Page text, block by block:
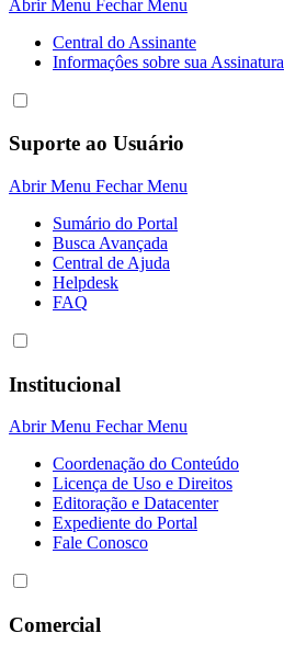
Abrir Menu Fechar Menu
Central do Assinante
Informaçôes sobre sua Assinatura
Suporte ao Usuário
Abrir Menu Fechar Menu
Sumário do Portal
Busca Avançada
Central de Ajuda
Helpdesk
FAQ
Institucional
Abrir Menu Fechar Menu
Coordenação do Conteúdo
Licença de Uso e Direitos
Editoração e Datacenter
Expediente do Portal
Fale Conosco
Comercial